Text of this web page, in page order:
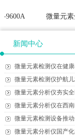
微量元素分
新闻中心
微量元素检测仪在健
微量元素检测仪护航
微量元素分析仪夯实
微量元素分析仪在西
微量元素检测设备推
微量元素分析仪国产